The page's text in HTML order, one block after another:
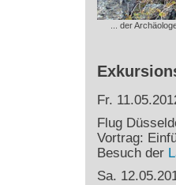
... der
Fr.
Flug
Vortrag:
Besuch der
Sa.